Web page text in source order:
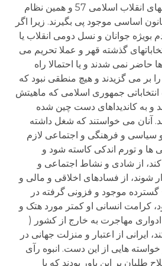
یعنی در چهارچوب آرمانهای انقلاب اسلامی 57 و همین نظام
اساسی موجود پی بگیرند. زیرا اگر
بویژه جوانان و نسل دومی انقلاب یا
گذشته قهر و عملا تحریم می
حاضر نمی شدند و یا احتمالا راه
بر می گزیدند و هیچ منطقی نبود که
جمهوری اسلامی که ماهیتش
به کاندیداهای دست چین شده
آنان می خواستند که شغل داشته
سیاسی و فرهنگی و اجتماعی لازم
ها و تورم اندکی کاسته شود و
از شادی و نشاط اجتماعی و
شوند، از فسادهای اخلاقی و مالی و
موجود و فزونی گرفته در
کرامت انسانی او کمتر مورد هتک و
ادواری مهاجرت به خارج از کشور (
ایرانی از اعتبار و منزلت جهانی در
هایی از این دست. انبوه رآی
طلبان بر این باور بودند که با